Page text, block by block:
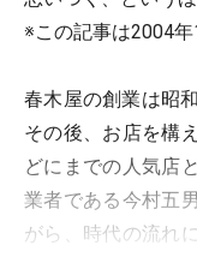
※この記事は2004年
春木屋の創業は昭
その後、お店を構
どにまでの人気店
業者である今村五
がら、時代の流れ